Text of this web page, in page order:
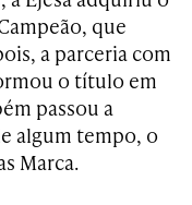
que
a parceria com
o título em
passou a
algum tempo, o
Marca.